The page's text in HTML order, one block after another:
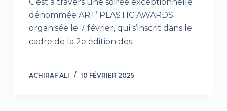
dénommée ART’ PLASTIC AWARDS
organisée le 7 février, qui s’inscrit dans le
cadre de la 2e édition des…
ACHIRAF ALI 10 FÉVRIER 2025